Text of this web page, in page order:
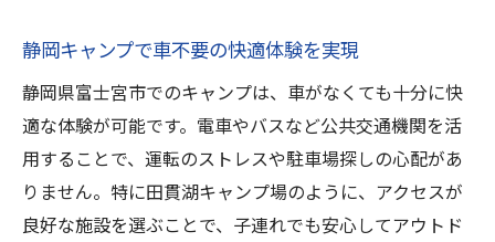
静岡キャンプで車不要の快適体験を実現
静岡県富士宮市でのキャンプは、車がなくても十分に快
適な体験が可能です。電車やバスなど公共交通機関を活
用することで、運転のストレスや駐車場探しの心配があ
りません。特に田貫湖キャンプ場のように、アクセスが
良好な施設を選ぶことで、子連れでも安心してアウトド